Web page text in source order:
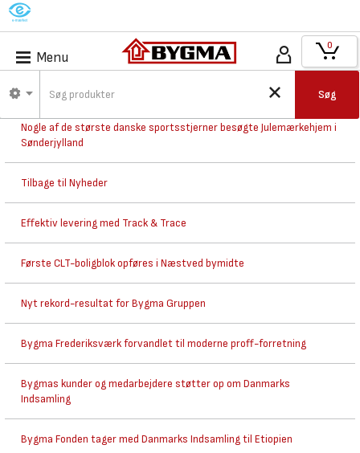
M
Menu
Søg
0
Nyhedsarkiv
Nogle af de største danske sportsstjerner besøgte Julemærkehjem i
Sønderjylland
Tilbage til Nyheder
Effektiv levering med Track & Trace
Første CLT-boligblok opføres i Næstved bymidte
Nyt rekord-resultat for Bygma Gruppen
Bygma Frederiksværk forvandlet til moderne proff-forretning
Bygmas kunder og medarbejdere støtter op om Danmarks
Indsamling
Bygma Fonden tager med Danmarks Indsamling til Etiopien